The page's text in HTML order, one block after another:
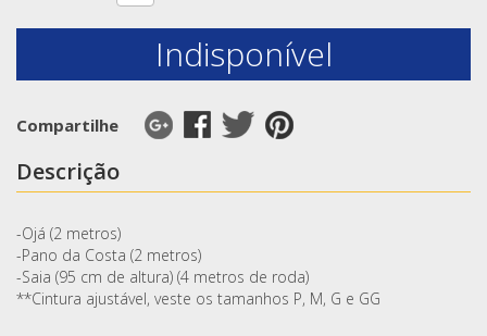
Indisponível
Compartilhe
Descrição
-Ojá (2 metros)
-Pano da Costa (2 metros)
-Saia (95 cm de altura) (4 metros de roda)
**Cintura ajustável, veste os tamanhos P, M, G e GG